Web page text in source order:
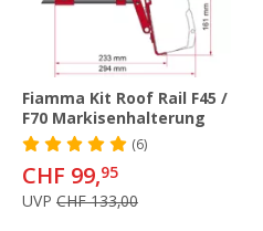
Fiamma Kit Roof Rail F45 /
F70 Markisenhalterung
(6)
CHF 99,95
UVP CHF 133,00